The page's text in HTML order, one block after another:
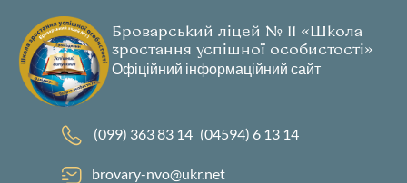
Броварський ліцей № 11 «Школа
зростання успішної особистості»
Офіційний інформаційний сайт
(099) 363 83 14 (04594) 6 13 14
brovary-nvo@ukr.net